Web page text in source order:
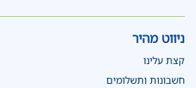
ניווט מהיר
קצת עלינו
חשבונות ותשלומים